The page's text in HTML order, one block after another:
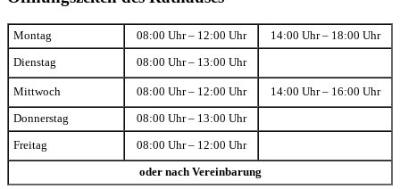
Montag 08:00 Uhr – 12:00 Uhr 14:00 Uhr – 18:00 Uhr
Dienstag 08:00 Uhr – 13:00 Uhr
Mittwoch 08:00 Uhr – 12:00 Uhr 14:00 Uhr – 16:00 Uhr
Donnerstag 08:00 Uhr – 13:00 Uhr
Freitag 08:00 Uhr – 12:00 Uhr
oder nach Vereinbarung